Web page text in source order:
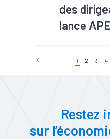
des
lance
1 2 3 4
Restez
sur